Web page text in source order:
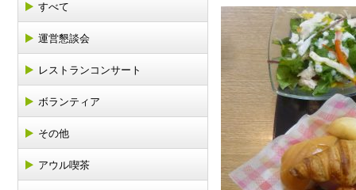
すべて
運営懇談会
レストランコンサート
ボランティア
その他
アウル喫茶